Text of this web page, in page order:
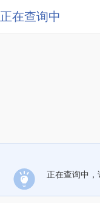
正在查询中
正在查询中，